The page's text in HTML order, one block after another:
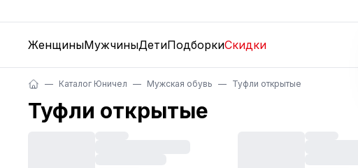
ЖенщиныМужчиныДетиПодборкиСкидки
Каталог Юничел Мужская обувь Туфли открытые
Туфли открытые